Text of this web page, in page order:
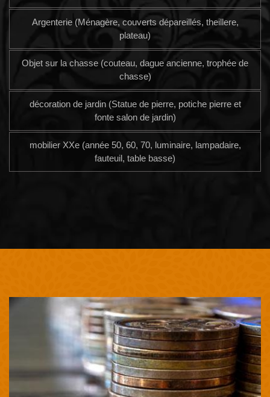
Argenterie (Ménagère, couverts dépareillés, theillere,
plateau)
Objet sur la chasse (couteau, dague ancienne, trophée de
chasse)
décoration de jardin (Statue de pierre, potiche pierre et
fonte salon de jardin)
mobilier XXe (année 50, 60, 70, luminaire, lampadaire,
fauteuil, table basse)